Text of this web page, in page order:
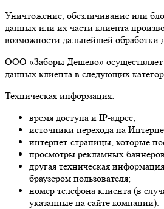
Уничтожение, обезличивание или
данных или их части клиента
возможности дальнейшей обработки
ООО «Заборы Дешево» осуществляет
данных клиента в следующих
Техническая информация:
время доступа и IP-адрес;
источники перехода на
интернет-страницы, которые
просмотры рекламных
другая техническая
браузером пользователя;
номер телефона клиента (в
указанные на сайте компании).